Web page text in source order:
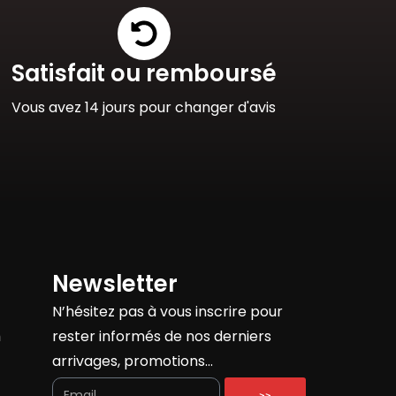
Satisfait ou remboursé
Vous avez 14 jours pour changer d'avis
Newsletter
N’hésitez pas à vous inscrire pour
rester informés de nos derniers
arrivages, promotions…